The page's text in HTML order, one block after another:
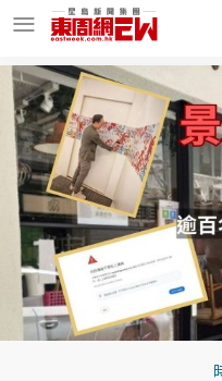
明星名人
東周Ladies
東周食玩通